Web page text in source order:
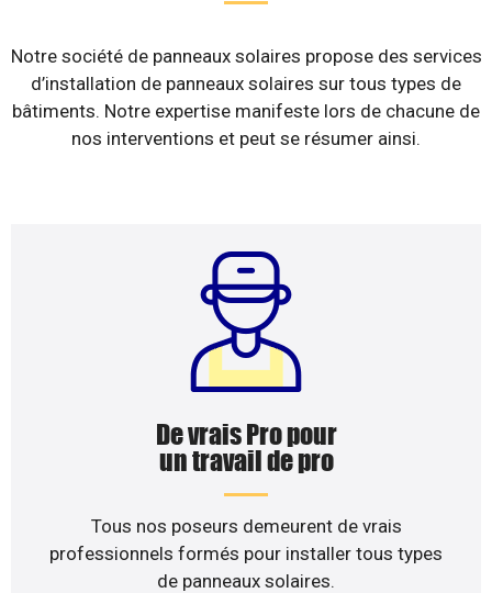
Notre société de panneaux solaires propose des services
d’installation de panneaux solaires sur tous types de
bâtiments. Notre expertise manifeste lors de chacune de
nos interventions et peut se résumer ainsi.
De vrais Pro pour
un travail de pro
Tous nos poseurs demeurent de vrais
professionnels formés pour installer tous types
de panneaux solaires.